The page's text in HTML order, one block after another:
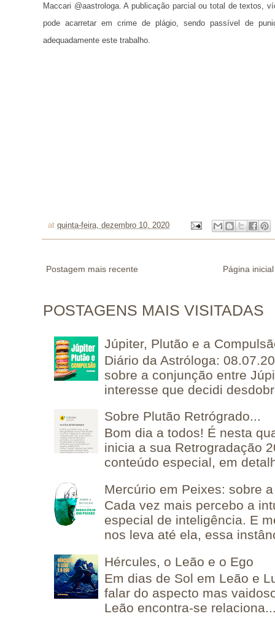
Maccari @aastrologa. A publicação parcial ou total de textos,
pode acarretar em crime de plágio, sendo passível de
adequadamente este trabalho.
at quinta-feira, dezembro 10, 2020
Postagem mais recente Página inicial
POSTAGENS MAIS VISITADAS
Júpiter, Plutão e a
Diário da Astróloga:
sobre a conjunção entre
interesse que decidi
Sobre Plutão Retrógrado...
Bom dia a todos! É nesta
inicia a sua Retrogradação
conteúdo especial, em
Mercúrio em Peixes: sobre
Cada vez mais percebo a
especial de inteligência. E
nos leva até ela, essa
Hércules, o Leão e o Ego
Em dias de Sol em Leão e
falar do aspecto mas
Leão encontra-se